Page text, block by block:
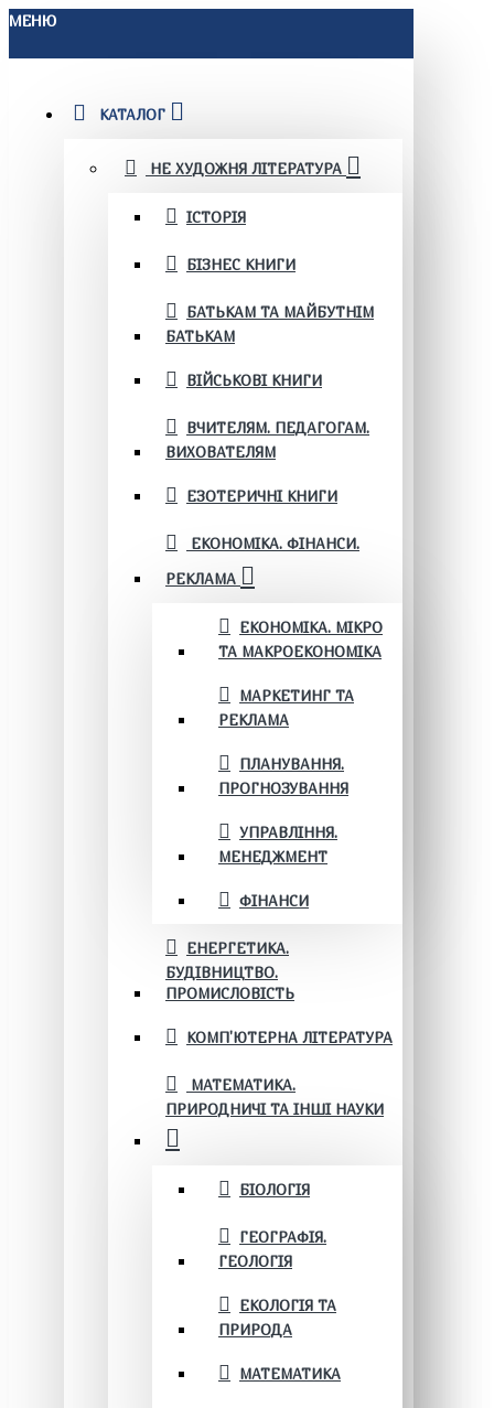
МЕНЮ
КАТАЛОГ
НЕ ХУДОЖНЯ ЛІТЕРАТУРА
ІСТОРІЯ
БІЗНЕС КНИГИ
БАТЬКАМ ТА МАЙБУТНІМ
БАТЬКАМ
ВІЙСЬКОВІ КНИГИ
ВЧИТЕЛЯМ. ПЕДАГОГАМ.
ВИХОВАТЕЛЯМ
ЕЗОТЕРИЧНІ КНИГИ
ЕКОНОМІКА. ФІНАНСИ.
РЕКЛАМА
ЕКОНОМІКА. МІКРО
ТА МАКРОЕКОНОМІКА
МАРКЕТИНГ ТА
РЕКЛАМА
ПЛАНУВАННЯ.
ПРОГНОЗУВАННЯ
УПРАВЛІННЯ.
МЕНЕДЖМЕНТ
ФІНАНСИ
ЕНЕРГЕТИКА.
БУДІВНИЦТВО.
ПРОМИСЛОВІСТЬ
КОМП'ЮТЕРНА ЛІТЕРАТУРА
МАТЕМАТИКА.
ПРИРОДНИЧІ ТА ІНШІ НАУКИ
БІОЛОГІЯ
ГЕОГРАФІЯ.
ГЕОЛОГІЯ
ЕКОЛОГІЯ ТА
ПРИРОДА
МАТЕМАТИКА